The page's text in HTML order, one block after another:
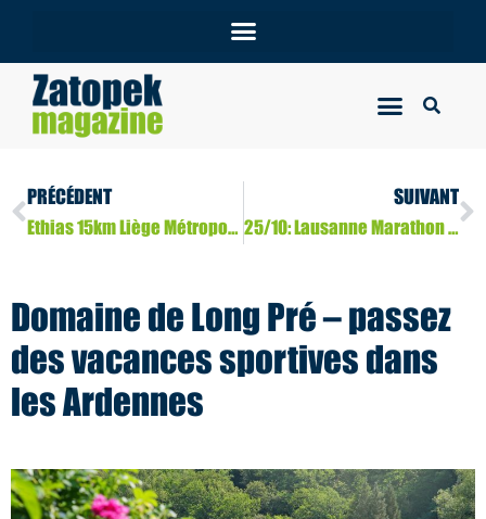
PRÉCÉDENT
Ethias 15km Liège Métropole – Prolongez l’expérience !
SUIVANT
25/10: Lausanne Marathon – Du jaune doré au bleu, entre vignoble et lac !
Domaine de Long Pré – passez
des vacances sportives dans
les Ardennes